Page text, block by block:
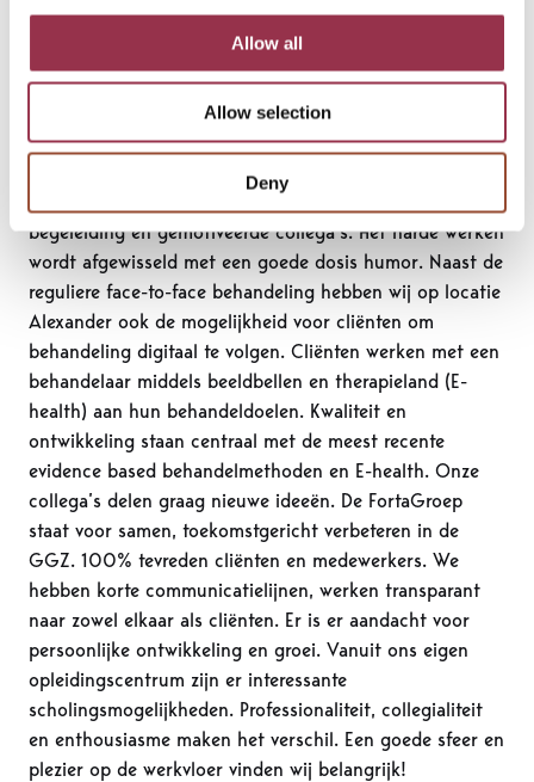
Allow all
Allow selection
Deny
BGGZ en SGGZ). Locatie Alexander staat bekend om
het brede zorgaanbod met een gevarieerde populatie.
Het team is betrokken, enthousiast en er heerst een
goede sfeer. Het team heeft een open cultuur, lunchen
elke dag gezamenlijk en hebben regelmatig teamuitjes.
Ze omschrijven zichzelf als het leukste team binnen de
begeleiding en gemotiveerde collega's. Het harde werken
wordt afgewisseld met een goede dosis humor. Naast de
reguliere face-to-face behandeling hebben wij op locatie
Alexander ook de mogelijkheid voor cliënten om
behandeling digitaal te volgen. Cliënten werken met een
behandelaar middels beeldbellen en therapieland (E-
health) aan hun behandeldoelen. Kwaliteit en
ontwikkeling staan centraal met de meest recente
evidence based behandelmethoden en E-health. Onze
collega’s delen graag nieuwe ideeën. De FortaGroep
staat voor samen, toekomstgericht verbeteren in de
GGZ. 100% tevreden cliënten en medewerkers. We
hebben korte communicatielijnen, werken transparant
naar zowel elkaar als cliënten. Er is er aandacht voor
persoonlijke ontwikkeling en groei. Vanuit ons eigen
opleidingscentrum zijn er interessante
scholingsmogelijkheden. Professionaliteit, collegialiteit
en enthousiasme maken het verschil. Een goede sfeer en
plezier op de werkvloer vinden wij belangrijk!